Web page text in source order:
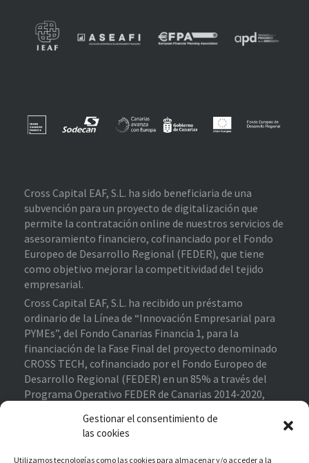
Gestionar el consentimiento de
las cookies
Utilizamos tecnologías como las cookies para almacenar y/o acceder a la
Cross Capital EAF, S.L. ha sido beneficiaria de una
subvención para un proyecto de digitalización que
permite la contratación online de nuestros servicios de
asesoramiento financiero, cofinanciado por el Fondo
Europeo de Desarrollo Regional (FEDER), que tiene
como objetivo mejorar la competitividad del tejido
empresarial.
Cross Capital EAF, S.L. ha recibido un préstamo
ordinario de la Línea de “Innovación Empresarial para
PYMEs”, del Fondo Canarias Financia 1, para la
financiación de la Fase Final del proyecto denominado
CROSS TECH, cofinanciado por el Fondo Europeo de
Desarrollo Regional (FEDER) en un 85% a través del
Programa Operativo FEDER de Canarias 2014-2020,
prioritario 1 “Potenciar la investigación, el desarrollo
tecnológico y la innovación”.
Proyecto Financiado–Enlace de interés